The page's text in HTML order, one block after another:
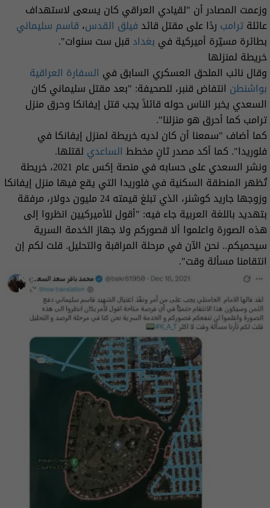
وزعمت المصادر أن "لقيادي العراقي كان يسعى لاستهداف
عائلةترامب ردًا على مقتل قائدفيلق القدس، قاسم سليماني
بطائرة مسيّرة أميركية في بغدادقبل ست سنوات".
خريطة لمنزلها
وقال نائب الملحق العسكري السابق في السفارة العراقية
بواشنطن انتفاض قنبر، للصحيفة: "بعد مقتل سليماني كان
السعدي يخبر الناس حوله قائلاً يجب قتل إيفانكا وحرق منزل
ترامب كما أحرق هو منزلنا".
كما أضاف "سمعنا أن كان لديه خريطة لمنزل إيفانكا في
فلوريدا". كما أكد مصدر ثانٍ مخطط الساعدي لقتلها.
ونشر السعدي على حسابه في منصة إكس عام 2021، خريطة
تُظهر المنطقة السكنية في فلوريدا التي يقع فيها منزل إيفانكا
وزوجها جاريد كوشنر، الذي تبلغ قيمته 24 مليون دولار، مرفقة
بتهديد باللغة العربية جاء فيه: "أقول للأميركيين انظروا إلى
هذه الصورة واعلموا ألا قصوركم ولا جهاز الخدمة السرية
سيحميكم.. نحن الآن في مرحلة المراقبة والتحليل. قلت لكم إن
انتقامنا مسألة وقت".